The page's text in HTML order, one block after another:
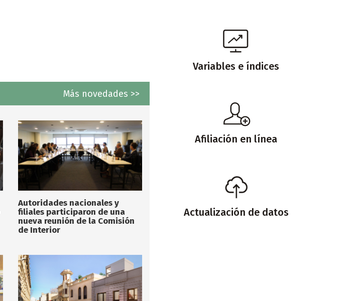
Más novedades >>
Autoridades nacionales y
filiales participaron de una
nueva reunión de la Comisión
de Interior
Variables e índices
Afiliación en línea
Actualización de datos